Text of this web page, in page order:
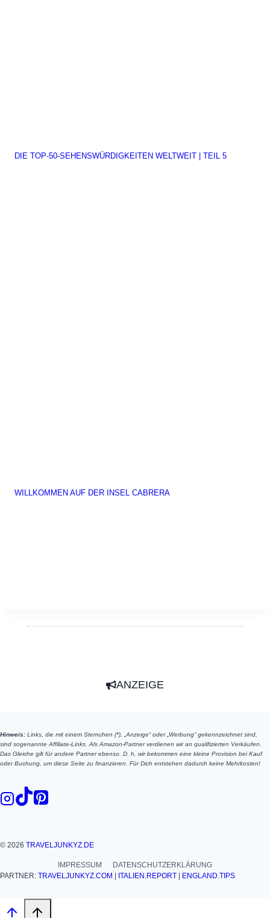
DIE TOP-50-SEHENSWÜRDIGKEITEN WELTWEIT | TEIL 5
WILLKOMMEN AUF DER INSEL CABRERA
ANZEIGE
Hinweis: Links, die mit einem Sternchen (*), „Anzeige“ oder „Werbung“ gekennzeichnet sind,
sind sogenannte Affiliate-Links. Als Amazon-Partner verdienen wir an qualifizierten Verkäufen.
Das Gleiche gilt für andere Partner ebenso. D. h. wir bekommen eine kleine Provision bei Kauf
oder Buchung, um diese Seite zu finanzieren. Für Dich entstehen dadurch keine Mehrkosten!
© 2026 TRAVELJUNKYZ.DE
IMPRESSUM
DATENSCHUTZERKLÄRUNG
PARTNER: TRAVELJUNKYZ.COM ITALIEN.REPORT ENGLAND.TIPS